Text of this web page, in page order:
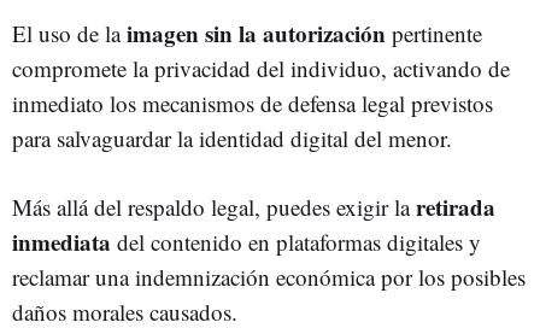
El uso de laimagen sin la autorización pertinente
compromete la privacidad del individuo, activando de
inmediato los mecanismos de defensa legal previstos
para salvaguardar la identidad digital del menor.
Más allá del respaldo legal, puedes exigir laretirada
inmediata del contenido en plataformas digitales y
reclamar una indemnización económica por los posibles
daños morales causados.